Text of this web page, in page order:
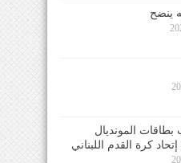
ينضح
المونديال
كرة القدم اللبناني